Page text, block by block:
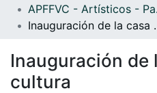
Inauguración de
cultura